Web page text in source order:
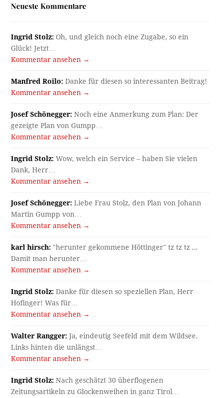
Neueste Kommentare
Ingrid Stolz: Oh, und gleich noch eine Zugabe, so ein
Glück! Jetzt…
Kommentar ansehen →
Manfred Roilo: Danke für diesen so interessanten Beitrag!
Kommentar ansehen →
Josef Schönegger: Noch eine Anmerkung zum Plan: Der
gezeigte Plan von Gumpp…
Kommentar ansehen →
Ingrid Stolz: Wow, welch ein Service – haben Sie vielen
Dank, Herr…
Kommentar ansehen →
Josef Schönegger: Liebe Frau Stolz, den Plan von Johann
Martin Gumpp von…
Kommentar ansehen →
karl hirsch: "herunter gekommene Höttinger" tz tz tz ...
Damit man herunter…
Kommentar ansehen →
Ingrid Stolz: Danke für diesen so speziellen Plan, Herr
Hofinger! Was für…
Kommentar ansehen →
Walter Rangger: Ja, eindeutig Seefeld mit dem Wildsee.
Links hinten die unlängst…
Kommentar ansehen →
Ingrid Stolz: Nach geschätzt 30 überflogenen
Zeitungsartikeln zu Glockenweihen in ganz Tirol…